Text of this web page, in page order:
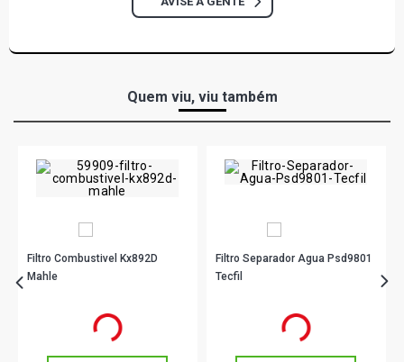
Quem viu, viu também
Filtro Combustivel Kx892D
Mahle
em até 1x de
Filtro Separador Agua Psd9801
Tecfil
em até 2x de